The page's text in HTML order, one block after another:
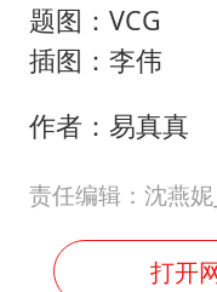
题图：VCG
插图：李伟
作者：易真真
责任编辑：沈燕
打开